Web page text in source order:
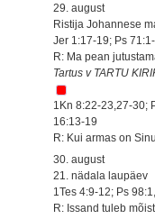
29. august
Ristija Johannese
Jer 1:17-19; Ps
R: Ma pean
Tartus v TARTU
1Kn 8:22-23,27-30;
16:13-19
R: Kui armas on
30. august
21. nädala laupäev
1Tes 4:9-12; Ps
R: Issand tuleb